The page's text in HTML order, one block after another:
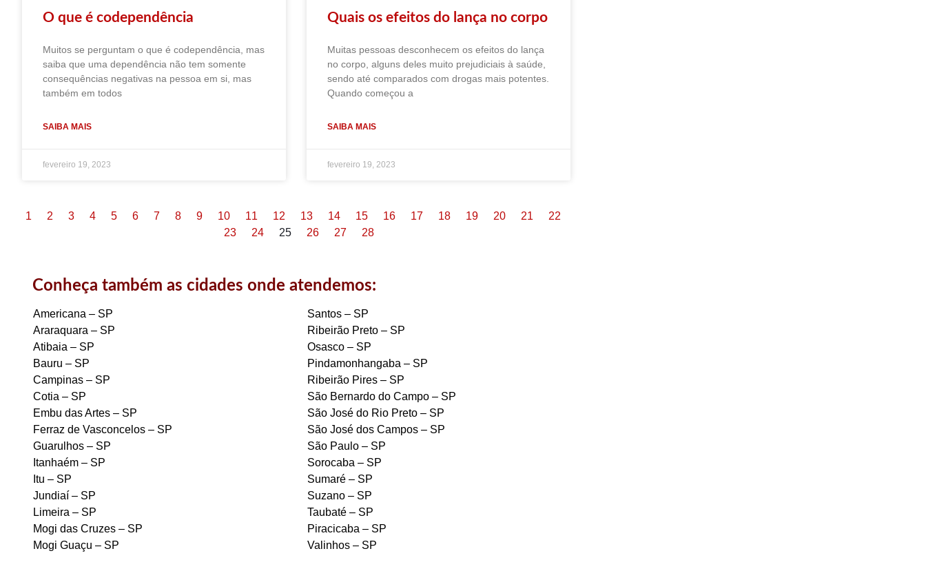
O que é codependência
Muitos se perguntam o que é codependência, mas
saiba que uma dependência não tem somente
consequências negativas na pessoa em si, mas
também em todos
SAIBA MAIS
fevereiro 19, 2023
Quais os efeitos do lança no corpo
Muitas pessoas desconhecem os efeitos do lança
no corpo, alguns deles muito prejudiciais à saúde,
sendo até comparados com drogas mais potentes.
Quando começou a
SAIBA MAIS
fevereiro 19, 2023
1 2 3 4 5 6 7 8 9 10 11 12 13 14 15 16 17 18 19 20 21
22
23
24 25 26 27 28
Conheça também as cidades onde atendemos:
Americana – SP
Araraquara – SP
Atibaia – SP
Bauru – SP
Campinas – SP
Cotia – SP
Embu das Artes – SP
Ferraz de Vasconcelos – SP
Guarulhos – SP
Itanhaém – SP
Itu – SP
Jundiaí – SP
Limeira – SP
Mogi das Cruzes – SP
Mogi Guaçu – SP
Santos – SP
Ribeirão Preto – SP
Osasco – SP
Pindamonhangaba – SP
Ribeirão Pires – SP
São Bernardo do Campo – SP
São José do Rio Preto – SP
São José dos Campos – SP
São Paulo – SP
Sorocaba – SP
Sumaré – SP
Suzano – SP
Taubaté – SP
Piracicaba – SP
Valinhos – SP